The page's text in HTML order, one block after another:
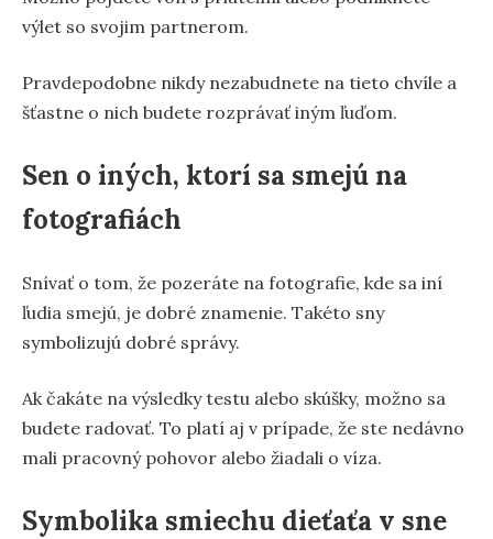
výlet so svojim partnerom.
Pravdepodobne nikdy nezabudnete na tieto chvíle a
šťastne o nich budete rozprávať iným ľuďom.
Sen o iných, ktorí sa smejú na
fotografiách
Snívať o tom, že pozeráte na fotografie, kde sa iní
ľudia smejú, je dobré znamenie. Takéto sny
symbolizujú dobré správy.
Ak čakáte na výsledky testu alebo skúšky, možno sa
budete radovať. To platí aj v prípade, že ste nedávno
mali pracovný pohovor alebo žiadali o víza.
Symbolika smiechu dieťaťa v sne